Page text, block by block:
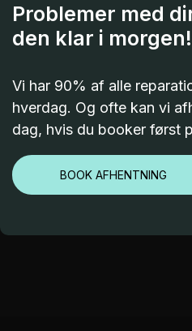
Problemer med
den klar i morgen!
Vi har 90% af alle
hverdag. Og ofte kan vi
dag, hvis du booker først
BOOK AFHENTNING